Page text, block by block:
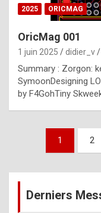
2025 ORICMAG
OricMag 001
1 juin 2025 didier_v
Summary : Zorgon:
SymoonDesigning
by F4GohTiny
Pagination
publications
1 2
Derniers